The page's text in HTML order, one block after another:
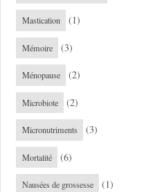
Mastication (1)
Mémoire (3)
Ménopause (2)
Microbiote (2)
Micronutriments (3)
Mortalité (6)
Nausées de grossesse (1)